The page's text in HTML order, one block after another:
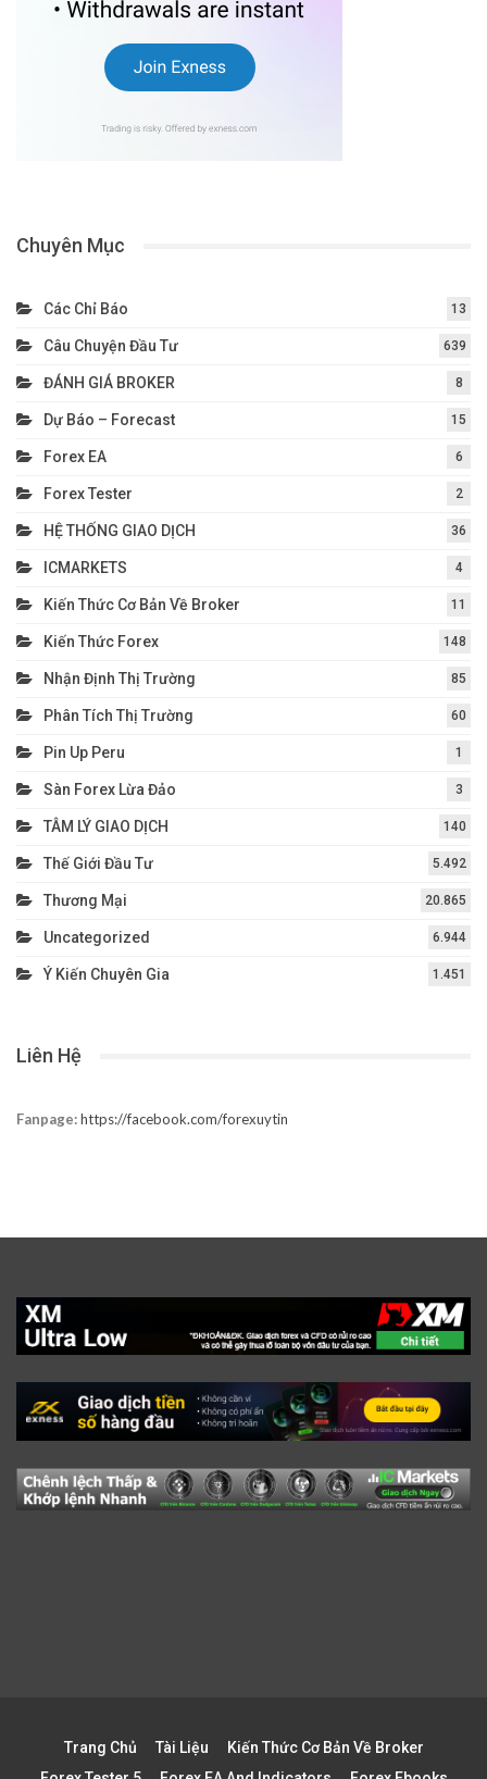
Chuyên Mục
Các Chỉ Báo 13
Câu Chuyện Đầu Tư 639
ĐÁNH GIÁ BROKER 8
Dự Báo – Forecast 15
Forex EA 6
Forex Tester 2
HỆ THỐNG GIAO DỊCH 36
ICMARKETS 4
Kiến Thức Cơ Bản Về Broker 11
Kiến Thức Forex 148
Nhận Định Thị Trường 85
Phân Tích Thị Trường 60
Pin Up Peru 1
Sàn Forex Lừa Đảo 3
TÂM LÝ GIAO DỊCH 140
Thế Giới Đầu Tư 5.492
Thương Mại 20.865
Uncategorized 6.944
Ý Kiến Chuyên Gia 1.451
Liên Hệ
Fanpage:https://facebook.com/forexuytin
Trang Chủ Tài Liệu
Kiến Thức Cơ Bản Về Broker